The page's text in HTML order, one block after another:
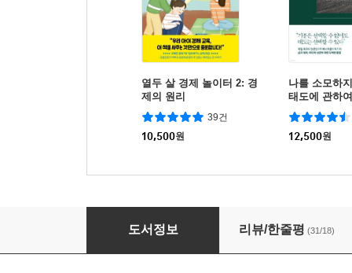
열두 살 경제 놀이터 2: 경
제의 원리
39건
10,500원
나를 소모하
태도에 관하여
12,500원
열두 살 경제 놀이터 1: 돈의 원리
도서정보 리뷰/한줄평 (31/18)